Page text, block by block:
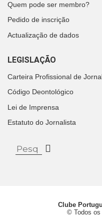
Quem pode ser membro?
Pedido de inscrição
Actualização de dados
LEGISLAÇÃO
Carteira Profissional de
Código Deontológico
Lei de Imprensa
Estatuto do Jornalista
Clube
© Todos os